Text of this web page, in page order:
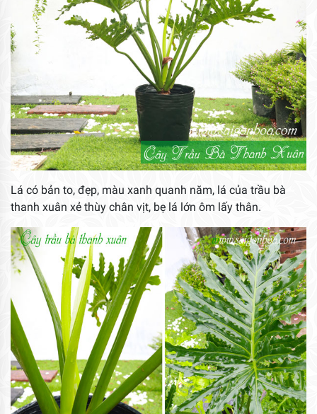
Lá có bản to, đẹp, màu xanh quanh năm, lá của trầu bà
thanh xuân xẻ thùy chân vịt, bẹ lá lớn ôm lấy thân.